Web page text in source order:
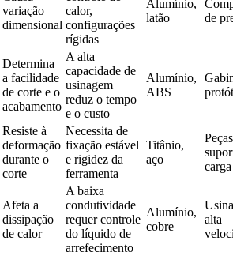
variação
dimensional
calor,
configurações
rígidas
Alumínio,
latão
de
Determina
a facilidade
de corte e o
acabamento
A alta
capacidade de
usinagem
reduz o tempo
e o custo
Alumínio,
ABS
Resiste à
deformação
durante o
corte
Necessita de
fixação estável
e rigidez da
ferramenta
Titânio,
aço
carga
Afeta a
dissipação
de calor
A baixa
condutividade
requer controle
do líquido de
arrefecimento
Alumínio,
cobre
alta